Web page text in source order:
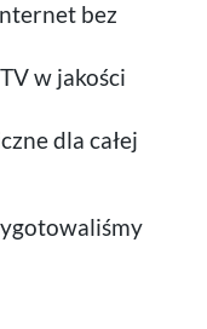
bez
w jakości
dla całej